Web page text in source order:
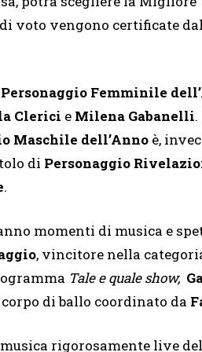
voto vengono certificate
Femminile
Clerici e Milena Gabanelli
Maschile dell’Anno è,
di Personaggio
.
momenti di musica e
, vincitore nella
Tale e quale show,
di ballo coordinato da
rigorosamente live